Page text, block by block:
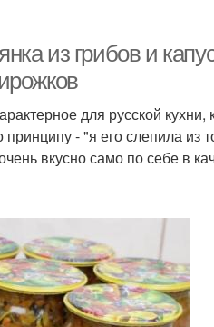
из грибов и
для русской кухни,
- "я его слепила из
вкусно само по себе в